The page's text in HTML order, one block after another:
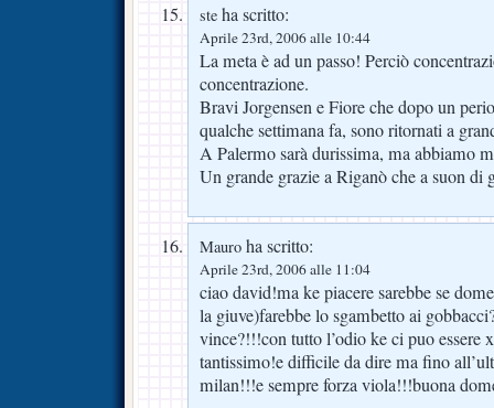
ste ha scritto:
Aprile 23rd, 2006 alle 10:44
La meta è ad un passo! Perciò
concentrazione.
Bravi Jorgensen e Fiore che dopo un
qualche settimana fa, sono ritornati a
A Palermo sarà durissima, ma abbiamo
Un grande grazie a Riganò che a suon
Mauro ha scritto:
Aprile 23rd, 2006 alle 11:04
ciao david!ma ke piacere sarebbe se
la giuve)farebbe lo sgambetto ai
vince?!!!con tutto l’odio ke ci puo essere
tantissimo!e difficile da dire ma fino
milan!!!e sempre forza viola!!!buona